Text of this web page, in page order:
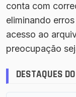
conta com
eliminando
acesso ao
preocupação
DESTAQUES